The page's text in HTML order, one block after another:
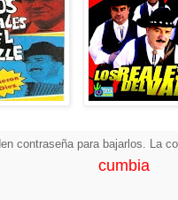
contraseña para bajarlos. La
cumbia